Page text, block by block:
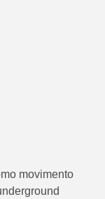
movimento